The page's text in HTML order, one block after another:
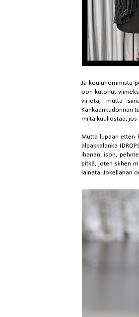
Ja kouluhommista
oon kutonut
viriötä, mutta
Kankaankudonnan
miltä kuullostaa, jos
Mutta lupaan etten
alpakkalanka
ihanan, ison,
pitkä, joten siihen
lainata. Jokellahan